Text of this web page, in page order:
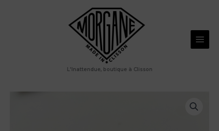
L'Inattendue, boutique à Clisson